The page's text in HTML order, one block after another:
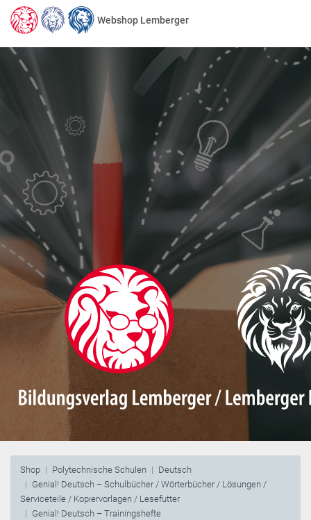
Webshop Lemberger
Shop Polytechnische Schulen
Deutsch
Genial! Deutsch – Schulbücher / Wörterbücher / Lösungen /
Serviceteile / Kopiervorlagen / Lesefutter
Genial! Deutsch – Trainingshefte